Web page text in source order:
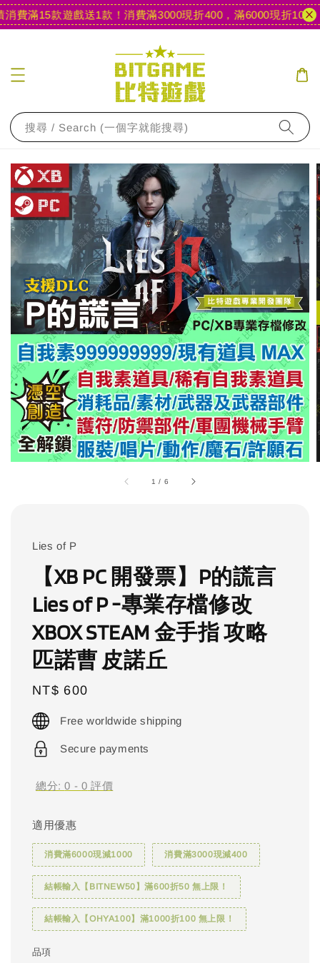
滿15款遊戲送1款！消費滿3000現折400，滿6000現折1000【
搜尋 / Search (一個字就能搜尋)
1 / 6
Lies of P
【XB PC 開發票】P的謊言
Lies of P -專業存檔修改
XBOX STEAM 金手指 攻略
匹諾曹 皮諾丘
Regular
price
NT$ 600
Free worldwide shipping
Secure payments
總分:0 - 0 評價
適用優惠
消費滿6000現減1000 消費滿3000現減400
結帳輸入【BITNEW50】滿600折50 無上限！
結帳輸入【OHYA100】滿1000折100 無上限！
品項